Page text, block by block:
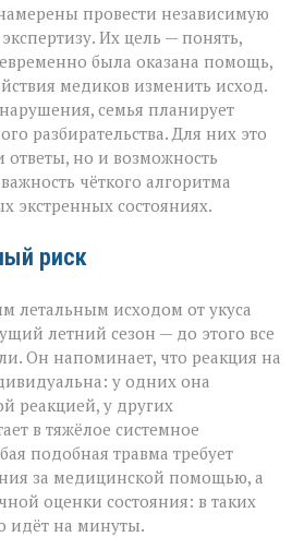
провести независимую
Их цель — понять,
была оказана помощь,
медиков изменить исход.
семья планирует
разбирательства. Для них это
ответы, но и возможность
чёткого алгоритма
экстренных состояниях.
риск
летальным исходом от укуса
летний сезон — до этого все
Он напоминает, что реакция на
у одних она
реакцией, у других
в тяжёлое системное
подобная травма требует
за медицинской помощью, а
оценки состояния: в таких
идёт на минуты.